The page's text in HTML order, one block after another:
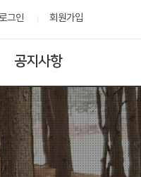
그인 회원가입
공지사항